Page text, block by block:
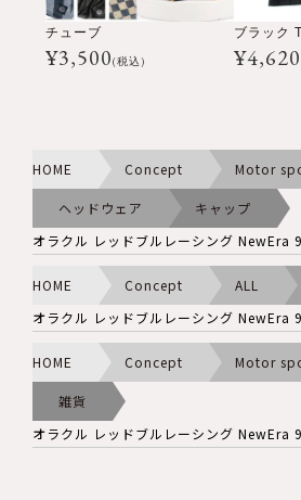
チューブ
¥3,500(税込)
ブラック
¥4,620
HOME Concept Motor
ヘッドウェア
キャップ
オラクル レッドブルレーシング NewEra
HOME Concept ALL
オラクル レッドブルレーシング NewEra
HOME Concept Motor
雑貨
オラクル レッドブルレーシング NewEra